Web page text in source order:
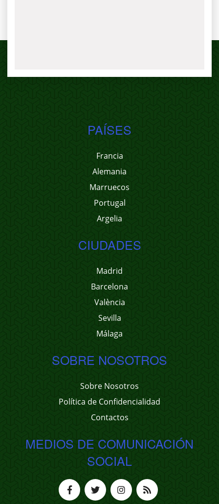
PAÍSES
Francia
Alemania
Marruecos
Portugal
Argelia
CIUDADES
Madrid
Barcelona
València
Sevilla
Málaga
SOBRE NOSOTROS
Sobre Nosotros
Política de Confidencialidad
Contactos
MEDIOS DE COMUNICACIÓN
SOCIAL